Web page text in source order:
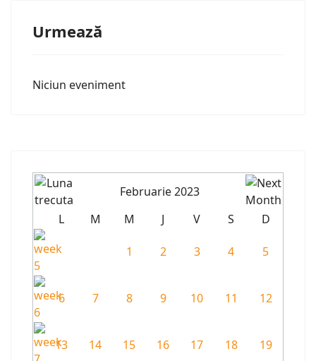
Urmează
Niciun eveniment
Februarie 2023
L
M M J V S D
1 2 3 4 5
6 7 8 9 10 11 12
13 14 15 16 17 18 19